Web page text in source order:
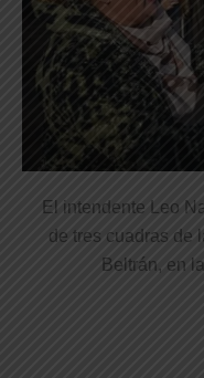
El intendente Leo
de tres cuadras de
Beltrán, en